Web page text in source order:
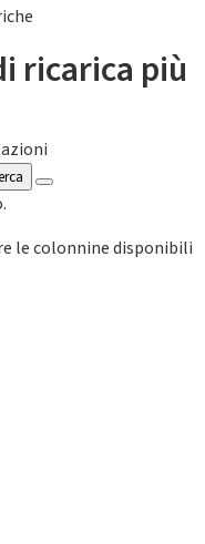
ricarica più
le colonnine disponibili